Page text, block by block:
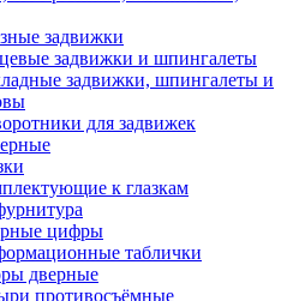
задвижки
задвижки и шпингалеты
задвижки, шпингалеты и
для задвижек
к глазкам
цифры
таблички
дверные
противосъёмные